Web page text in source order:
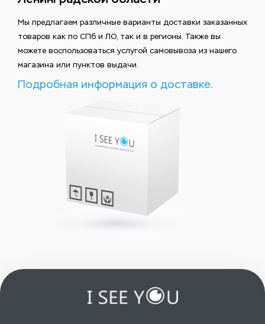
Мы предлагаем различные варианты доставки заказанных
товаров как по СПб и ЛО, так и в регионы. Также вы
можете воспользоваться услугой самовывоза из нашего
магазина или пунктов выдачи.
Подробная информация о доставке.